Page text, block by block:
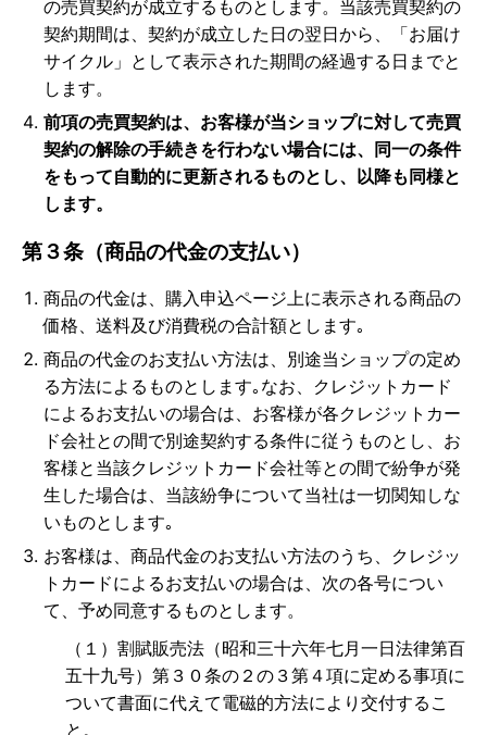
の売買契約が成立するものとします。当該売買契約の
契約期間は、契約が成立した日の翌日から、「お届け
サイクル」として表示された期間の経過する日までと
します。
前項の売買契約は、お客様が当ショップに対して売買
契約の解除の手続きを行わない場合には、同一の条件
をもって自動的に更新されるものとし、以降も同様と
します。
第３条（商品の代金の支払い）
商品の代金は、購入申込ページ上に表示される商品の
価格、送料及び消費税の合計額とします｡
商品の代金のお支払い方法は、別途当ショップの定め
る方法によるものとします｡なお、クレジットカード
によるお支払いの場合は、お客様が各クレジットカー
ド会社との間で別途契約する条件に従うものとし、お
客様と当該クレジットカード会社等との間で紛争が発
生した場合は、当該紛争について当社は一切関知しな
いものとします｡
お客様は、商品代金のお支払い方法のうち、クレジッ
トカードによるお支払いの場合は、次の各号につい
て、予め同意するものとします。
（１）割賦販売法（昭和三十六年七月一日法律第百
五十九号）第３０条の２の３第４項に定める事項に
ついて書面に代えて電磁的方法により交付するこ
と。